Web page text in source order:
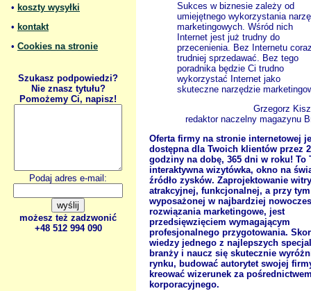
• koszty wysyłki
• kontakt
• Cookies na stronie
Szukasz podpowiedzi?
Nie znasz tytułu?
Pomożemy Ci, napisz!
Podaj adres e-mail:
możesz też zadzwonić
+48 512 994 090
Sukces w biznesie zależy od
umiejętnego wykorzystania
marketingowych. Wśród nich
Internet jest już trudny do
przecenienia. Bez Internetu
trudniej sprzedawać. Bez tego
poradnika będzie Ci trudno
wykorzystać Internet jako
skuteczne narzędzie
Grzegorz
redaktor naczelny magazynu
Oferta firmy na stronie internetowej
dostępna dla Twoich klientów przez
godziny na dobę, 365 dni w roku! To
interaktywna wizytówka, okno na
źródło zysków. Zaprojektowanie
atrakcyjnej, funkcjonalnej, a przy tym
wyposażonej w najbardziej
rozwiązania marketingowe, jest
przedsięwzięciem wymagającym
profesjonalnego przygotowania.
wiedzy jednego z najlepszych
branży i naucz się skutecznie
rynku, budować autorytet swojej
kreować wizerunek za
korporacyjnego.